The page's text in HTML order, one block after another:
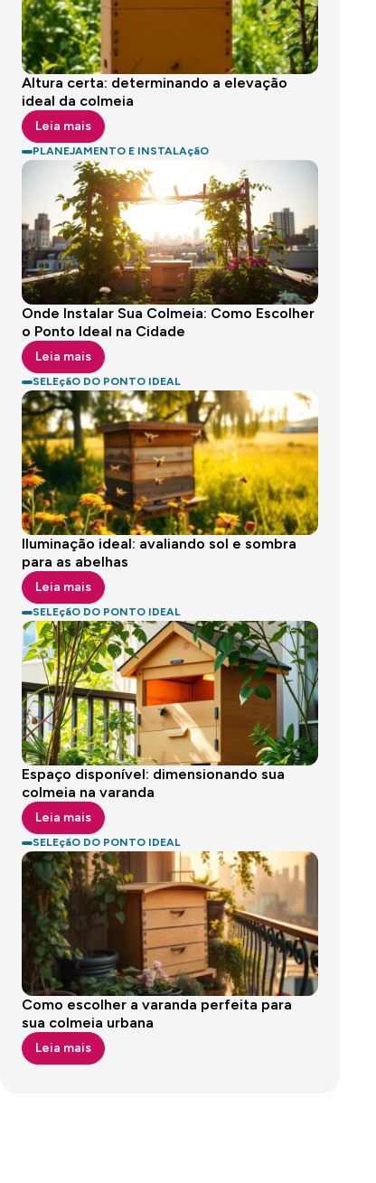
Altura certa: determinando a elevação
ideal da colmeia
Leia mais
PLANEJAMENTO E INSTALAçãO
Onde Instalar Sua Colmeia: Como Escolher
o Ponto Ideal na Cidade
Leia mais
SELEçãO DO PONTO IDEAL
Iluminação ideal: avaliando sol e sombra
para as abelhas
Leia mais
SELEçãO DO PONTO IDEAL
Espaço disponível: dimensionando sua
colmeia na varanda
Leia mais
SELEçãO DO PONTO IDEAL
Como escolher a varanda perfeita para
sua colmeia urbana
Leia mais